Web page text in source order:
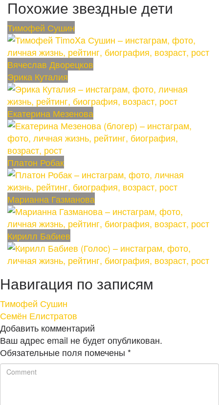
Похожие звездные дети
Тимофей Сушин
Вячеслав Дворецков
Эрика Куталия
Екатерина Мезенова
Платон Робак
Марианна Газманова
Кирилл Бабиев
Навигация по записям
Тимофей Сушин
Семён Елистратов
Добавить комментарий
Ваш адрес email не будет опубликован.
Обязательные поля помечены *